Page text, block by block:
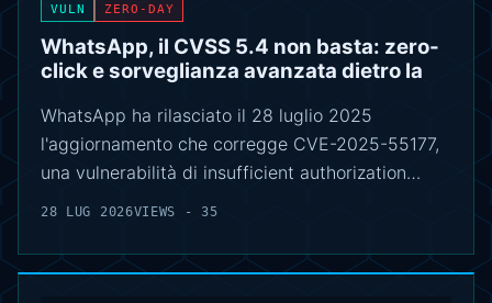
VULN ZERO-DAY
WhatsApp, il CVSS 5.4 non basta: zero-
click e sorveglianza avanzata dietro la
WhatsApp ha rilasciato il 28 luglio 2025
l'aggiornamento che corregge CVE-2025-55177,
una vulnerabilità di insufficient authorization…
28 LUG 2026VIEWS - 35